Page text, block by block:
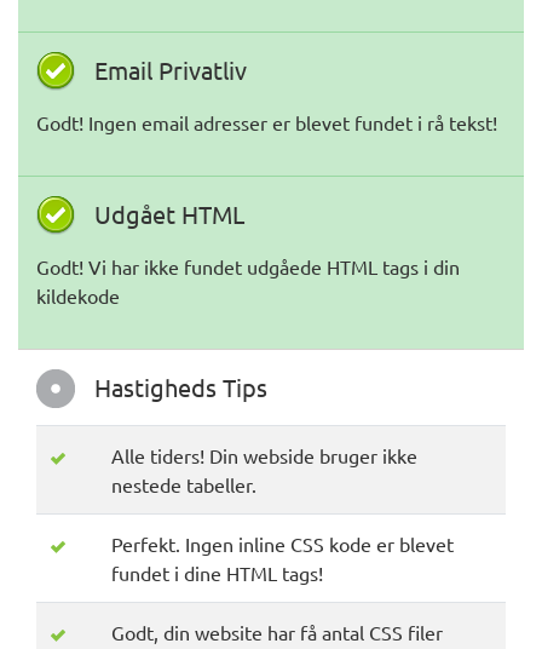
Email Privatliv
Godt! Ingen email adresser er blevet fundet i rå tekst!
Udgået HTML
Godt! Vi har ikke fundet udgåede HTML tags i din
kildekode
Hastigheds Tips
Alle tiders! Din webside bruger ikke
nestede tabeller.
Perfekt. Ingen inline CSS kode er blevet
fundet i dine HTML tags!
Godt, din website har få antal CSS filer